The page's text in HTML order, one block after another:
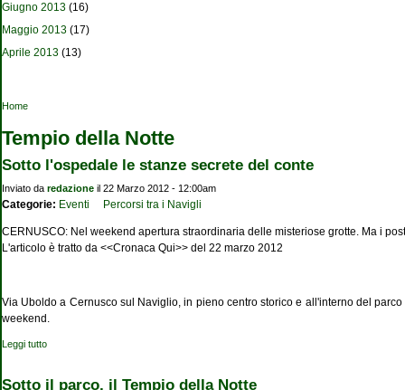
Giugno 2013 (16)
Maggio 2013 (17)
Aprile 2013 (13)
Tu sei qui
Home
Tempio della Notte
Sotto l'ospedale le stanze secrete del conte
Inviato da redazione il 22 Marzo 2012 - 12:00am
Categorie: Eventi Percorsi tra i Navigli
CERNUSCO: Nel weekend apertura straordinaria delle misteriose grotte. Ma i
L'articolo è tratto da <<Cronaca Qui>> del 22 marzo 2012
Via Uboldo a Cernusco sul Naviglio, in pieno centro storico e all'interno del
weekend.
Leggi tutto
Sotto il parco, il Tempio della Notte